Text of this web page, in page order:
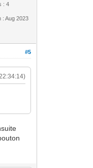
: 4
: Aug 2023
#5